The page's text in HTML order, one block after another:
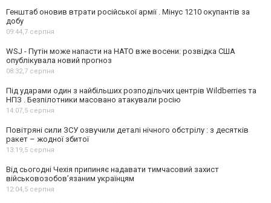
Генштаб оновив втрати російської армії . Мінус 1210 окупантів за
добу
09:44,7 серпня
WSJ - Путін може напасти на НАТО вже восени: розвідка США
опублікувала новий прогноз
08:32,7 серпня
Під ударами один з найбільших розподільчих центрів Wildberries та
НПЗ . Безпілотники масовано атакували росію
14:07,5 серпня
Повітряні сили ЗСУ озвучили деталі нічного обстрілу : з десятків
ракет – жодної збитої
13:19,5 серпня
Від сьогодні Чехія припиняє надавати тимчасовий захист
військовозобов’язаним українцям
12:04,5 серпня